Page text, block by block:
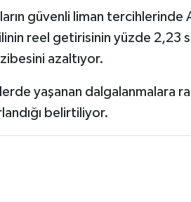
güvenli liman
reel getirisinin yüzde
azaltıyor.
yaşanan dalgalanmalara
belirtiliyor.